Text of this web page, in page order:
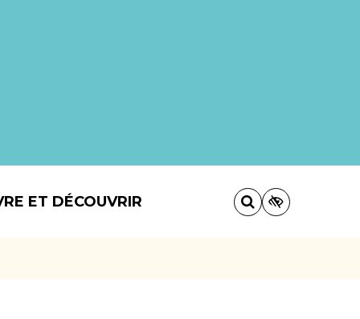
ET DÉCOUVRIR